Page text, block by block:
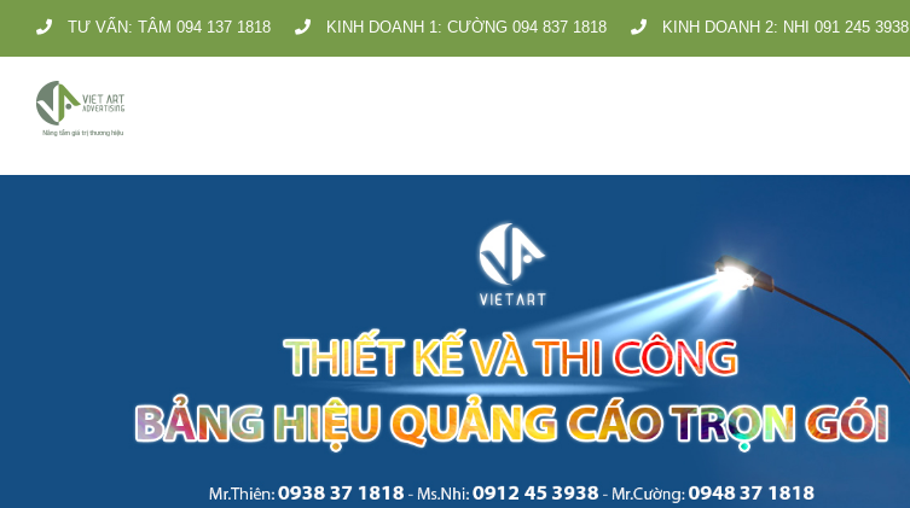
to
content
TƯ VẤN: TÂM 094 137 1818 KINH DOANH 1: CƯỜNG 094 837 1818 KINH DOANH 2: NHI 091 245 3938